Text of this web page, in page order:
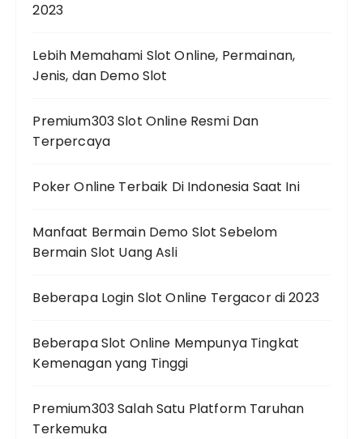
2023
Lebih Memahami Slot Online, Permainan,
Jenis, dan Demo Slot
Premium303 Slot Online Resmi Dan
Terpercaya
Poker Online Terbaik Di Indonesia Saat Ini
Manfaat Bermain Demo Slot Sebelom
Bermain Slot Uang Asli
Beberapa Login Slot Online Tergacor di 2023
Beberapa Slot Online Mempunya Tingkat
Kemenagan yang Tinggi
Premium303 Salah Satu Platform Taruhan
Terkemuka